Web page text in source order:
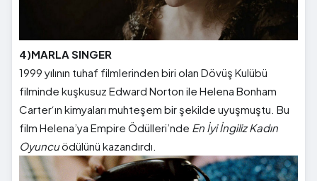
4)MARLA SINGER
1999 yılının tuhaf filmlerinden biri olan Dövüş Kulübü
filminde kuşkusuz Edward Norton ile Helena Bonham
Carter‘ın kimyaları muhteşem bir şekilde uyuşmuştu. Bu
film Helena’ya Empire Ödülleri’nde En İyi İngiliz Kadın
Oyuncuödülünü kazandırdı.